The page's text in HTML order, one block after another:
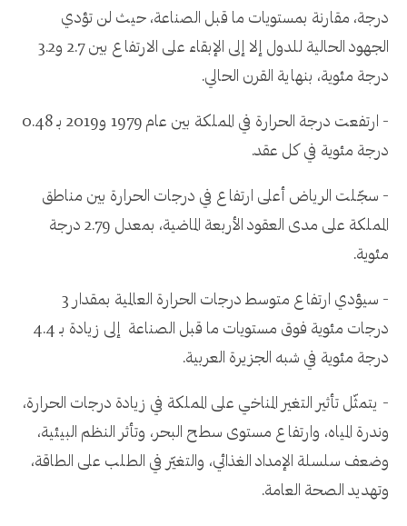
درجة، مقارنة بمستويات ما قبل الصناعة، حيث لن تؤدي
الجهود الحالية للدول إلا إلى الإبقاء على الارتفاع بين 2.7 و3.2
درجة مئوية، بنهاية القرن الحالي.
- ارتفعت درجة الحرارة في المملكة بين عام 1979 و2019 بـ 0.48
درجة مئوية في كل عقد.
- سجّلت الرياض أعلى ارتفاع في درجات الحرارة بين مناطق
المملكة على مدى العقود الأربعة الماضية، بمعدل 2.79 درجة
مئوية.
- سيؤدي ارتفاع متوسط درجات الحرارة العالمية بمقدار 3
درجات مئوية فوق مستويات ما قبل الصناعة إلى زيادة بـ 4.4
درجة مئوية في شبه الجزيرة العربية.
- يتمثّل تأثير التغير المناخي على المملكة في زيادة درجات الحرارة،
وندرة المياه، وارتفاع مستوى سطح البحر، وتأثر النظم البيئية،
وضعف سلسلة الإمداد الغذائي، والتغيّر في الطلب على الطاقة،
وتهديد الصحة العامة.